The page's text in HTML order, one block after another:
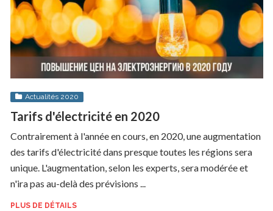
Actualités 2020
Tarifs d'électricité en 2020
Contrairement à l'année en cours, en 2020, une augmentation
des tarifs d'électricité dans presque toutes les régions sera
unique. L'augmentation, selon les experts, sera modérée et
n'ira pas au-delà des prévisions ...
PLUS DE DÉTAILS